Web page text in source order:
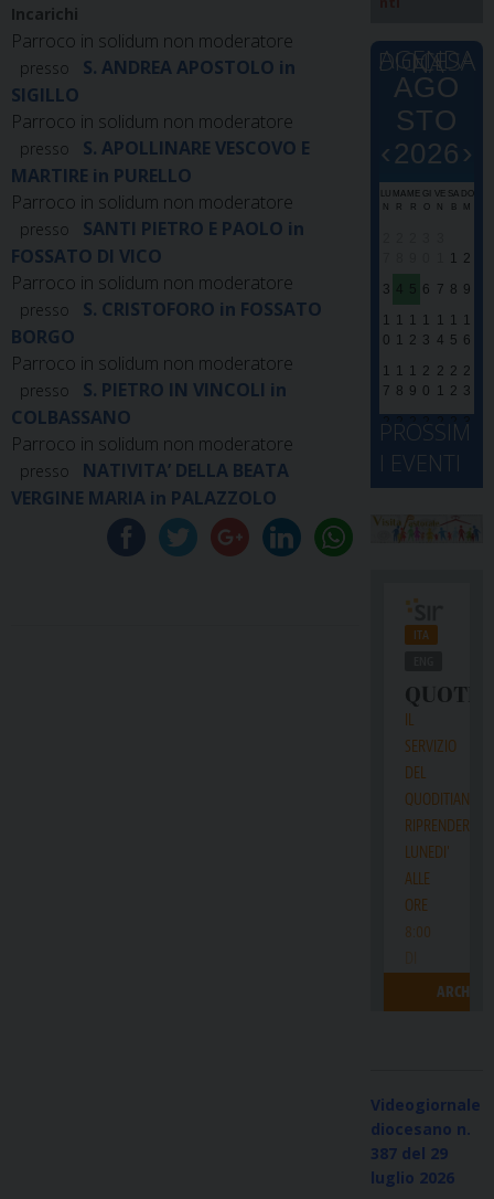
Incarichi
Parroco in solidum non moderatore
presso
S. ANDREA APOSTOLO in
SIGILLO
Parroco in solidum non moderatore
presso
S. APOLLINARE VESCOVO E
MARTIRE in PURELLO
Parroco in solidum non moderatore
presso
SANTI PIETRO E PAOLO in
FOSSATO DI VICO
Parroco in solidum non moderatore
presso
S. CRISTOFORO in FOSSATO
BORGO
Parroco in solidum non moderatore
presso
S. PIETRO IN VINCOLI in
COLBASSANO
Parroco in solidum non moderatore
presso
NATIVITA’ DELLA BEATA
VERGINE MARIA in PALAZZOLO
AGENDA DIOCESANA
‹
AGO
STO
2026 ›
LU
N
MA
R
ME
R
GI
O
VE
N
SA
B
DO
M
1
2
3
4 5 6 7 8 9
1
0
1
1
1
2
1
3
1
4
1
5
1
6
1
7
1
8
1
9
2
0
2
1
2
2
2
3
2
4
2
5
2
6
2
7
2
8
2
9
3
0
3
1 1 2 3 4 5 6
PROSSIM
I EVENTI
Videogiornale
diocesano n.
387 del 29
luglio 2026